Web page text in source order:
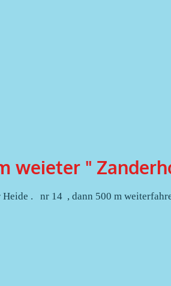
weieter "
. nr 14 , dann 500 m